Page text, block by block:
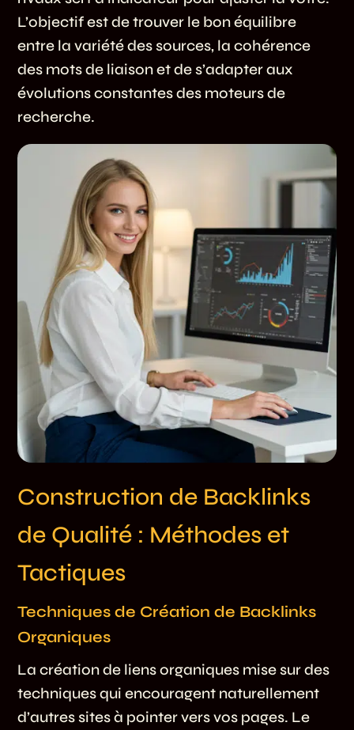
L’objectif est de trouver le bon équilibre
entre la variété des sources, la cohérence
des mots de liaison et de s’adapter aux
évolutions constantes des moteurs de
recherche.
Construction de Backlinks
de Qualité : Méthodes et
Tactiques
Techniques de Création de Backlinks
Organiques
La création de liens organiques mise sur des
techniques qui encouragent naturellement
d’autres sites à pointer vers vos pages. Le